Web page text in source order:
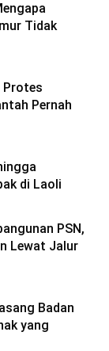
Tidak
Protes
Pernah
di Laoli
PSN,
Lewat Jalur
Badan
yang